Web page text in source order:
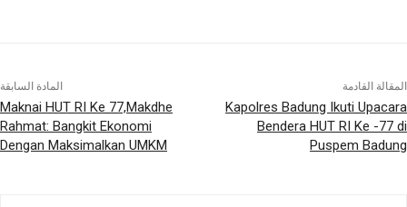
المادة السابقة
Maknai HUT RI Ke 77,Makdhe
Rahmat: Bangkit Ekonomi
Dengan Maksimalkan UMKM
المقالة القادمة
Kapolres Badung Ikuti Upacara
Bendera HUT RI Ke -77 di
Puspem Badung